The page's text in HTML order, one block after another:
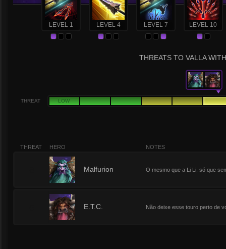
LEVEL 1 LEVEL 4 LEVEL 7 LEVEL 10
THREATS TO VALLA
THREAT LOW
THREAT HERO NOTES
Malfurion O mesmo que a Li Li, só que
E.T.C. Não deixe esse touro perto de